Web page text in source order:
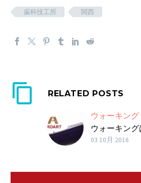
歯科技工所
関西
RELATED POSTS
ウォーキング
ウォーキン
にいいと誰も
03 10月 2016